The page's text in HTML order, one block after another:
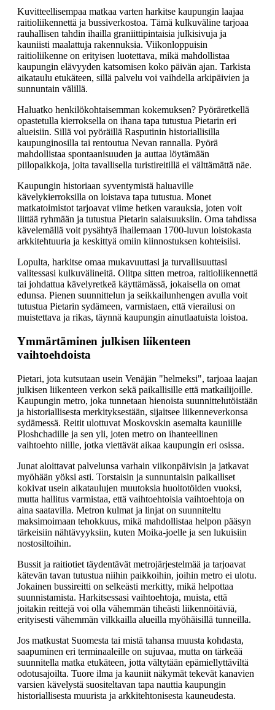
Kuvitteellisempaa matkaa varten harkitse kaupungin laajaa
raitioliikennettä ja bussiverkostoa. Tämä kulkuväline tarjoaa
rauhallisen tahdin ihailla graniittipintaisia julkisivuja ja
kauniisti maalattuja rakennuksia. Viikonloppuisin
raitioliikenne on erityisen luotettava, mikä mahdollistaa
kaupungin elävyyden katsomisen koko päivän ajan. Tarkista
aikataulu etukäteen, sillä palvelu voi vaihdella arkipäivien ja
sunnuntain välillä.
Haluatko henkilökohtaisemman kokemuksen? Pyöräretkellä
opastetulla kierroksella on ihana tapa tutustua Pietarin eri
alueisiin. Sillä voi pyöräillä Rasputinin historiallisilla
kaupunginosilla tai rentoutua Nevan rannalla. Pyörä
mahdollistaa spontaanisuuden ja auttaa löytämään
piilopaikkoja, joita tavallisella turistireitillä ei välttämättä näe.
Kaupungin historiaan syventymistä haluaville
kävelykierroksilla on loistava tapa tutustua. Monet
matkatoimistot tarjoavat viime hetken varauksia, joten voit
liittää ryhmään ja tutustua Pietarin salaisuuksiin. Oma tahdissa
kävelemällä voit pysähtyä ihailemaan 1700-luvun loistokasta
arkkitehtuuria ja keskittyä omiin kiinnostuksen kohteisiisi.
Lopulta, harkitse omaa mukavuuttasi ja turvallisuuttasi
valitessasi kulkuvälineitä. Olitpa sitten metroa, raitioliikennettä
tai johdattua kävelyretkeä käyttämässä, jokaisella on omat
edunsa. Pienen suunnittelun ja seikkailunhengen avulla voit
tutustua Pietarin sydämeen, varmistaen, että vierailusi on
muistettava ja rikas, täynnä kaupungin ainutlaatuista loistoa.
Ymmärtäminen julkisen liikenteen
vaihtoehdoista
Pietari, jota kutsutaan usein Venäjän "helmeksi", tarjoaa laajan
julkisen liikenteen verkon sekä paikallisille että matkailijoille.
Kaupungin metro, joka tunnetaan hienoista suunnittelutöistään
ja historiallisesta merkityksestään, sijaitsee liikenneverkonsa
sydämessä. Reitit ulottuvat Moskovskin asemalta kauniille
Ploshchadille ja sen yli, joten metro on ihanteellinen
vaihtoehto niille, jotka viettävät aikaa kaupungin eri osissa.
Junat aloittavat palvelunsa varhain viikonpäivisin ja jatkavat
myöhään yöksi asti. Torstaisin ja sunnuntaisin paikalliset
kokivat usein aikataulujen muutoksia huoltotöiden vuoksi,
mutta hallitus varmistaa, että vaihtoehtoisia vaihtoehtoja on
aina saatavilla. Metron kulmat ja linjat on suunniteltu
maksimoimaan tehokkuus, mikä mahdollistaa helpon pääsyn
tärkeisiin nähtävyyksiin, kuten Moika-joelle ja sen lukuisiin
nostosiltoihin.
Bussit ja raitiotiet täydentävät metrojärjestelmää ja tarjoavat
kätevän tavan tutustua niihin paikkoihin, joihin metro ei ulotu.
Jokainen bussireitti on selkeästi merkitty, mikä helpottaa
suunnistamista. Harkitsessasi vaihtoehtoja, muista, että
joitakin reittejä voi olla vähemmän tiheästi liikennöitäviä,
erityisesti vähemmän vilkkailla alueilla myöhäisillä tunneilla.
Jos matkustat Suomesta tai mistä tahansa muusta kohdasta,
saapuminen eri terminaaleille on sujuvaa, mutta on tärkeää
suunnitella matka etukäteen, jotta vältytään epämiellyttäviltä
odotusajoilta. Tuore ilma ja kauniit näkymät tekevät kanavien
varsien kävelystä suositeltavan tapa nauttia kaupungin
historiallisesta muurista ja arkkitehtonisesta kauneudesta.